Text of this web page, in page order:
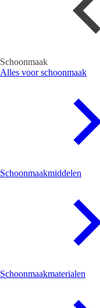
Schoonmaak
Alles voor schoonmaak
Schoonmaakmiddelen
Schoonmaakmaterialen